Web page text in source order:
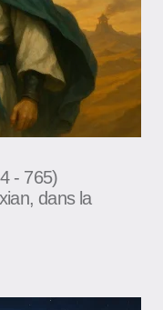
- 765)
dans la